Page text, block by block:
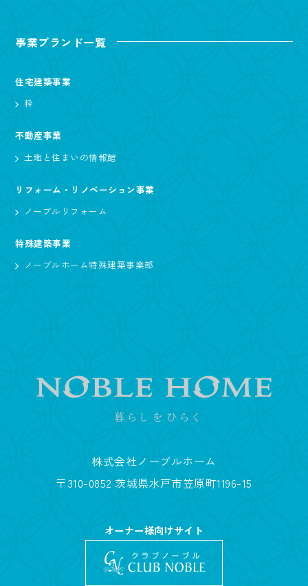
事業ブランド一覧
住宅建築事業
粋
不動産事業
土地と住まいの情報館
リフォーム・リノベーション事業
ノーブルリフォーム
特殊建築事業
ノーブルホーム特殊建築事業部
株式会社ノーブルホーム
〒310-0852 茨城県水戸市笠原町1196-15
オーナー様向けサイト